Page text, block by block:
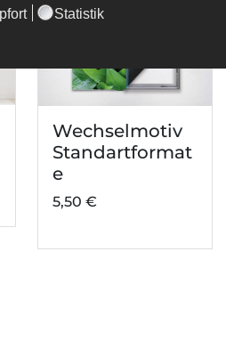
Wechselmotiv
Standartformat
e
5,50 €